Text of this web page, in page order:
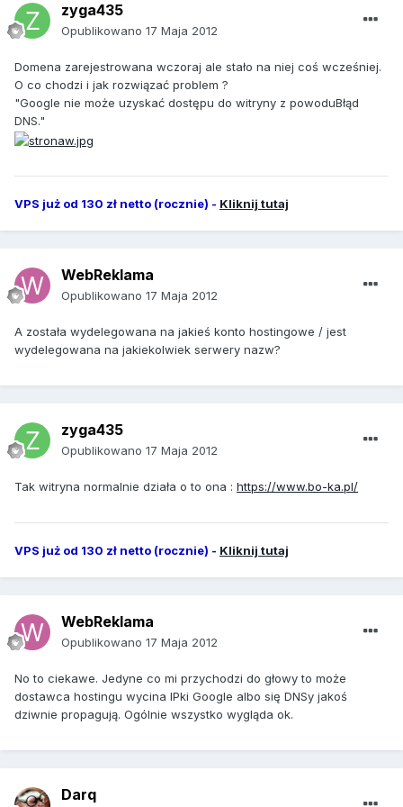
zyga435
Opublikowano 17 Maja 2012
Domena zarejestrowana wczoraj ale stało na niej coś wcześniej.
O co chodzi i jak rozwiązać problem ?
"Google nie może uzyskać dostępu do witryny z powoduBłąd
DNS."
VPS już od 130 zł netto (rocznie) - Kliknij tutaj
WebReklama
Opublikowano 17 Maja 2012
A została wydelegowana na jakieś konto hostingowe / jest
wydelegowana na jakiekolwiek serwery nazw?
zyga435
Opublikowano 17 Maja 2012
Tak witryna normalnie działa o to ona : https://www.bo-ka.pl/
VPS już od 130 zł netto (rocznie) - Kliknij tutaj
WebReklama
Opublikowano 17 Maja 2012
No to ciekawe. Jedyne co mi przychodzi do głowy to może
dostawca hostingu wycina IPki Google albo się DNSy jakoś
dziwnie propagują. Ogólnie wszystko wygląda ok.
Darq